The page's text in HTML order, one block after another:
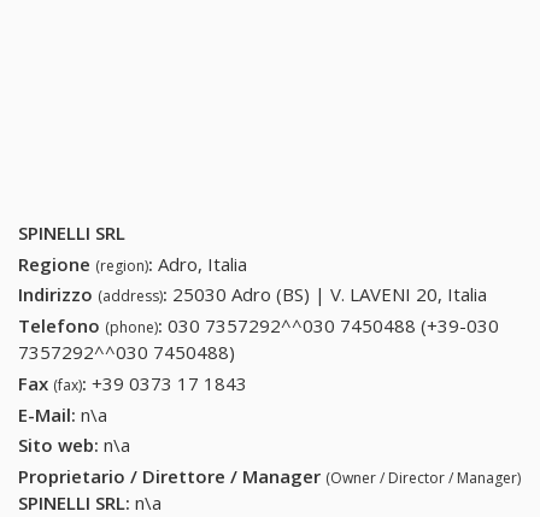
SPINELLI SRL
Regione (region): Adro, Italia
Indirizzo (address): 25030 Adro (BS) | V. LAVENI 20, Italia
Telefono (phone): 030 7357292^^030 7450488 (+39-030
7357292^^030 7450488)
030 7357292^^030 7450488)
Fax (fax): +39 0373 17 1843
E-Mail: n\a
Sito web: n\a
Proprietario / Direttore / Manager (Owner / Director / Manager)
SPINELLI SRL: n\a